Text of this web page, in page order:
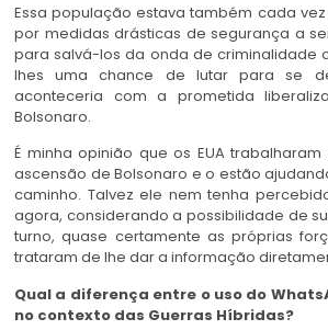
Essa população estava também cada
por medidas drásticas de segurança a
para salvá-los da onda de criminalidade
lhes uma chance de lutar para se
aconteceria com a prometida
Bolsonaro.
É minha opinião que os EUA
ascensão de Bolsonaro e o estão
caminho. Talvez ele nem tenha
agora, considerando a possibilidade de
turno, quase certamente as próprias
trataram de lhe dar a informação
Qual a diferença entre o uso do
no contexto das Guerras Híbridas?